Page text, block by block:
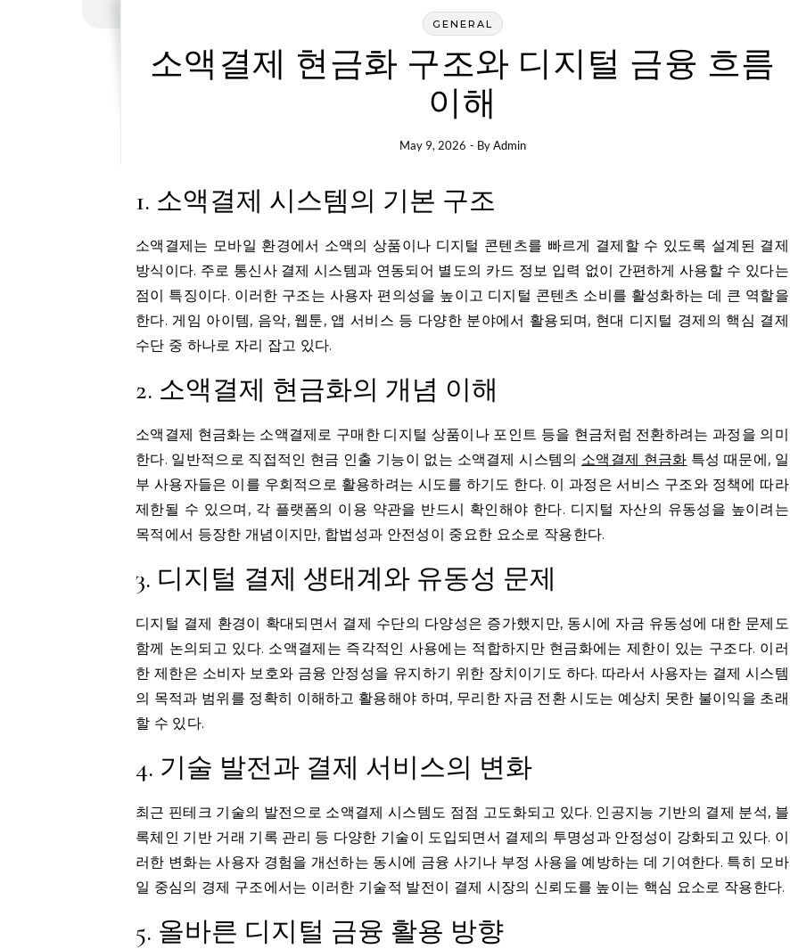
GENERAL
소액결제 현금화 구조와 디지털 금융 흐름
이해
May 9, 2026 - ByAdmin
1. 소액결제 시스템의 기본 구조
소액결제는 모바일 환경에서 소액의 상품이나 디지털 콘텐츠를 빠르게 결제할 수 있도록 설계된 결제
방식이다. 주로 통신사 결제 시스템과 연동되어 별도의 카드 정보 입력 없이 간편하게 사용할 수 있다는
점이 특징이다. 이러한 구조는 사용자 편의성을 높이고 디지털 콘텐츠 소비를 활성화하는 데 큰 역할을
한다. 게임 아이템, 음악, 웹툰, 앱 서비스 등 다양한 분야에서 활용되며, 현대 디지털 경제의 핵심 결제
수단 중 하나로 자리 잡고 있다.
2. 소액결제 현금화의 개념 이해
소액결제 현금화는 소액결제로 구매한 디지털 상품이나 포인트 등을 현금처럼 전환하려는 과정을 의미
한다. 일반적으로 직접적인 현금 인출 기능이 없는 소액결제 시스템의 소액결제 현금화 특성 때문에, 일
부 사용자들은 이를 우회적으로 활용하려는 시도를 하기도 한다. 이 과정은 서비스 구조와 정책에 따라
제한될 수 있으며, 각 플랫폼의 이용 약관을 반드시 확인해야 한다. 디지털 자산의 유동성을 높이려는
목적에서 등장한 개념이지만, 합법성과 안전성이 중요한 요소로 작용한다.
3. 디지털 결제 생태계와 유동성 문제
디지털 결제 환경이 확대되면서 결제 수단의 다양성은 증가했지만, 동시에 자금 유동성에 대한 문제도
함께 논의되고 있다. 소액결제는 즉각적인 사용에는 적합하지만 현금화에는 제한이 있는 구조다. 이러
한 제한은 소비자 보호와 금융 안정성을 유지하기 위한 장치이기도 하다. 따라서 사용자는 결제 시스템
의 목적과 범위를 정확히 이해하고 활용해야 하며, 무리한 자금 전환 시도는 예상치 못한 불이익을 초래
할 수 있다.
4. 기술 발전과 결제 서비스의 변화
최근 핀테크 기술의 발전으로 소액결제 시스템도 점점 고도화되고 있다. 인공지능 기반의 결제 분석, 블
록체인 기반 거래 기록 관리 등 다양한 기술이 도입되면서 결제의 투명성과 안정성이 강화되고 있다. 이
러한 변화는 사용자 경험을 개선하는 동시에 금융 사기나 부정 사용을 예방하는 데 기여한다. 특히 모바
일 중심의 경제 구조에서는 이러한 기술적 발전이 결제 시장의 신뢰도를 높이는 핵심 요소로 작용한다.
5. 올바른 디지털 금융 활용 방향